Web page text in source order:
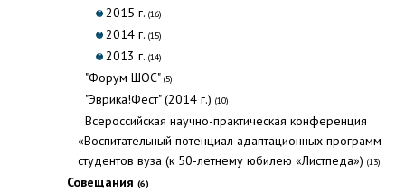
2015 г. (16)
2014 г. (15)
2013 г. (14)
"Форум ШОС" (5)
"Эврика!Фест" (2014 г.) (10)
Всероссийская научно-практическая конференция
«Воспитательный потенциал адаптационных программ
студентов вуза (к 50-летнему юбилею «Листпеда») (13)
Совещания (6)